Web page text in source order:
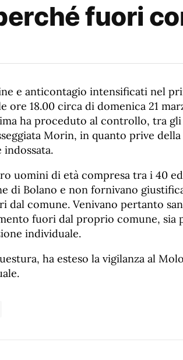
fuori
e anticontagio intensificati nel
ore 18.00 circa di domenica 21
ha proceduto al controllo, tra
Morin, in quanto prive
uomini di età compresa tra i 40
di Bolano e non fornivano
comune. Venivano pertanto
fuori dal proprio comune, sia
individuale.
ha esteso la vigilanza al